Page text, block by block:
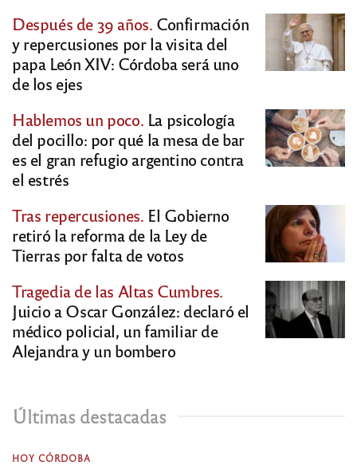
Después de 39 años. Confirmación
y repercusiones por la visita del
papa León XIV: Córdoba será uno
de los ejes
Hablemos un poco. La psicología
del pocillo: por qué la mesa de bar
es el gran refugio argentino contra
el estrés
Tras repercusiones. El Gobierno
retiró la reforma de la Ley de
Tierras por falta de votos
Tragedia de las Altas Cumbres.
Juicio a Oscar González: declaró el
médico policial, un familiar de
Alejandra y un bombero
Últimas destacadas
HOY CÓRDOBA